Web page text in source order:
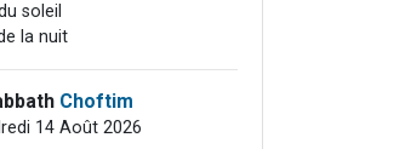
soleil
la nuit
Choftim
14 Août 2026